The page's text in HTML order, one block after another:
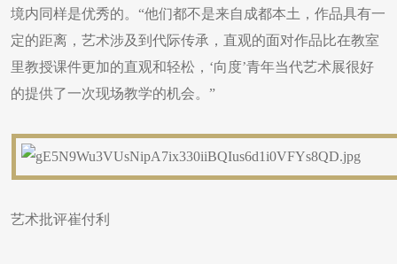
境内同样是优秀的。“他们都不是来自成都本土，作品具有一
定的距离，艺术涉及到代际传承，直观的面对作品比在教室
里教授课件更加的直观和轻松，‘向度’青年当代艺术展很好
的提供了一次现场教学的机会。”
艺术批评崔付利